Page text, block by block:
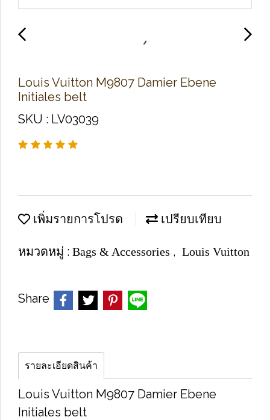
Louis Vuitton M9807 Damier Ebene
Initiales belt
SKU : LV03039
เพิ่มรายการโปรด เปรียบเทียบ
หมวดหมู่ : Bags & Accessories , Louis Vuitton
Share
รายละเอียดสินค้า
Louis Vuitton M9807 Damier Ebene
Initiales belt